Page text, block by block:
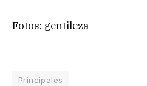
Fotos: gentileza
Principales